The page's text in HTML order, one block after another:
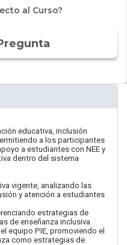
al Curso?
educativa, inclusión
a los participantes
a estudiantes con NEE y
dentro del sistema
vigente, analizando las
y atención a estudiantes
estrategias de
de enseñanza inclusiva.
equipo PIE, promoviendo el
como estrategias de